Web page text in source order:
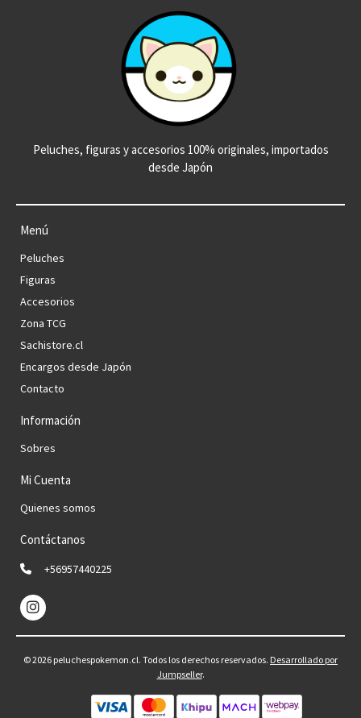
Peluches, figuras y accesorios 100% originales, importados
desde Japón
Menú
Peluches
Figuras
Accesorios
Zona TCG
Sachistore.cl
Encargos desde Japón
Contacto
Información
Sobres
Mi Cuenta
Quienes somos
Contáctanos
+56957440225
© 2026 peluchespokemon.cl. Todos los derechos reservados. Desarrollado por
Jumpseller.